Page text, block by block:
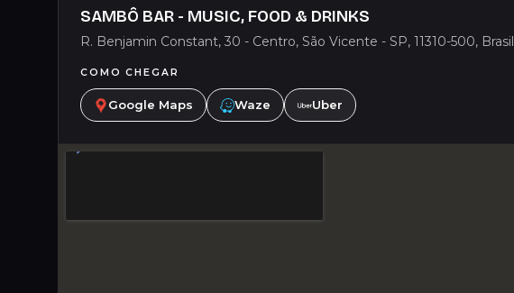
SAMBÔ BAR - MUSIC, FOOD & DRINKS
R. Benjamin Constant, 30 - Centro, São Vicente - SP, 11310-500, Brasil
COMO CHEGAR
Google Maps Waze Uber